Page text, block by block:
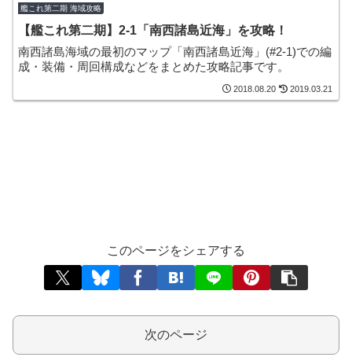
艦これ第二期 海域攻略
【艦これ第二期】2-1「南西諸島近海」を攻略！
南西諸島海域の最初のマップ「南西諸島近海」(#2-1)での編
成・装備・周回構成などをまとめた攻略記事です。
2018.08.20 2019.03.21
このページをシェアする
次のページ